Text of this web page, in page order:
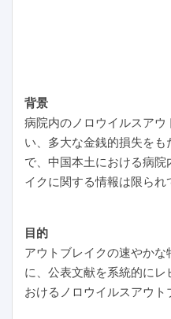
背景
病院内のノロウイルスア
い、多大な金銭的損失を
で、中国本土における病
イクに関する情報は限られ
目的
アウトブレイクの速やか
に、公表文献を系統的に
おけるノロウイルスアウト